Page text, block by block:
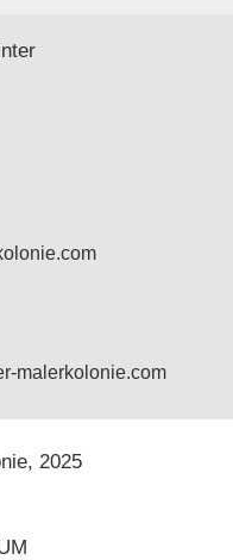
malerkolonie.com
2025